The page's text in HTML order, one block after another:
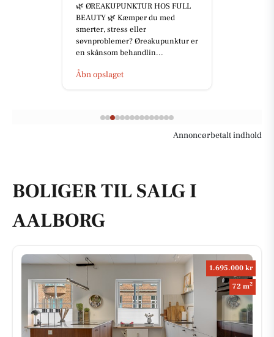
🌿 ØREAKUPUNKTUR HOS FULL
BEAUTY 🌿 Kæmper du med
smerter, stress eller
søvnproblemer? Øreakupunktur er
en skånsom behandlin...
Åbn opslaget
Annoncørbetalt indhold
BOLIGER TIL SALG I
AALBORG
1.695.000 kr
72 m2